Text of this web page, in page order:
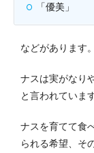
「優美」
などがあります。
ナスは実がなり
と言われています
ナスを育てて食
られる希望、そ